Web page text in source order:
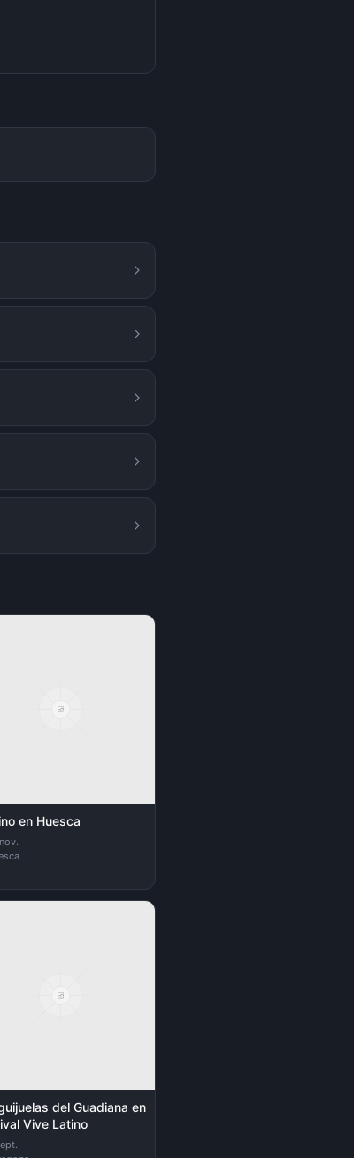
en Huesca
del Guadiana en
Vive Latino